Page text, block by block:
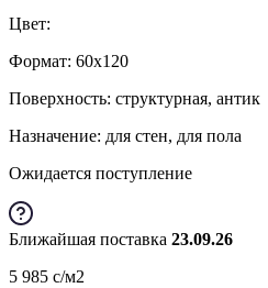
Цвет:
Формат: 60x120
Поверхность: структурная, антик
Назначение: для стен, для пола
Ожидается поступление
Ближайшая поставка 23.09.26
5 985 c/м2